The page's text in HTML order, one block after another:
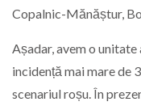
Copalnic-Mănăștur,
Așadar, avem o
incidență mai mare de
scenariul roșu. În